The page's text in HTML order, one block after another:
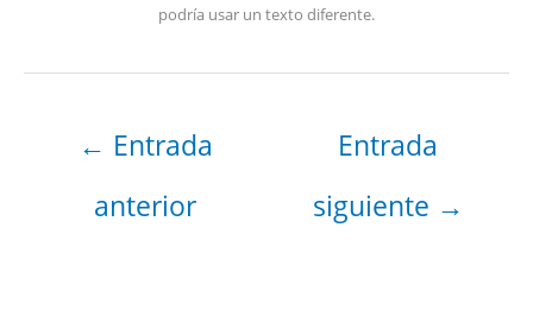
podría usar un texto diferente.
← Entrada
anterior
Entrada
siguiente →